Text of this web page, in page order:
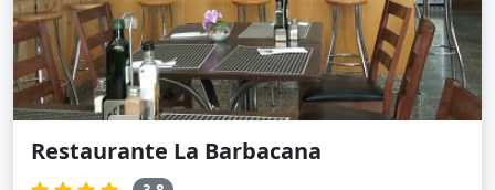
Restaurante La Barbacana